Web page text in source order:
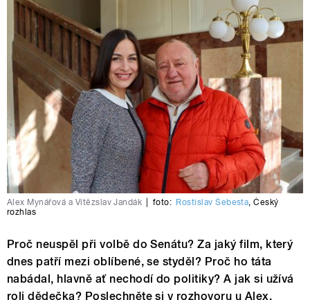
Alex Mynářová a Vítězslav Jandák foto: Rostislav Šebesta,Český
rozhlas
Proč neuspěl při volbě do Senátu? Za jaký film, který
dnes patří mezi oblíbené, se styděl? Proč ho táta
nabádal, hlavně ať nechodí do politiky? A jak si užívá
roli dědečka? Poslechněte si v rozhovoru u Alex.